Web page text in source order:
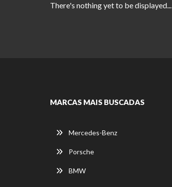
There's nothing yet to be displayed...
MARCAS MAIS BUSCADAS
Mercedes-Benz
Porsche
BMW